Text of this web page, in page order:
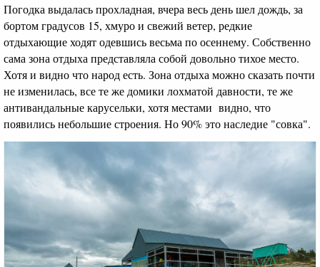
Погодка выдалась прохладная, вчера весь день шел дождь, за
бортом градусов 15, хмуро и свежий ветер, редкие
отдыхающие ходят одевшись весьма по осеннему. Собственно
сама зона отдыха представляла собой довольно тихое место.
Хотя и видно что народ есть. Зона отдыха можно сказать почти
не изменилась, все те же домики лохматой давности, те же
антивандальные карусельки, хотя местами видно, что
появились небольшие строения. Но 90% это наследие "совка".